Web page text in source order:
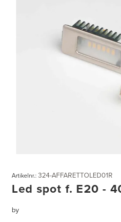
Artikelnr.: 324-AFFARETTOLED01R
Led spot f. E20 -
by